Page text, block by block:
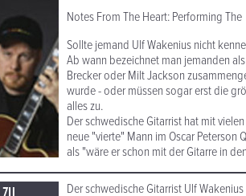
Notes From The Heart: Performing
Sollte jemand Ulf Wakenius nicht
Ab wann bezeichnet man jemanden
Brecker oder Milt Jackson
wurde - oder müssen sogar erst die
alles zu.
Der schwedische Gitarrist hat mit
neue "vierte" Mann im Oscar
als "wäre er schon mit der Gitarre in
Der schwedische Gitarrist Ulf